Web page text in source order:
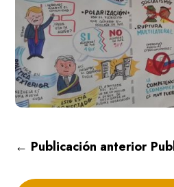
← Publicación anterior